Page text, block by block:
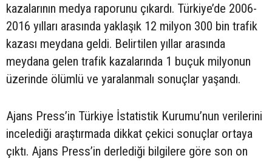
kazalarının medya raporunu çıkardı. Türkiye’de 2006-
2016 yılları arasında yaklaşık 12 milyon 300 bin trafik
kazası meydana geldi. Belirtilen yıllar arasında
meydana gelen trafik kazalarında 1 buçuk milyonun
üzerinde ölümlü ve yaralanmalı sonuçlar yaşandı.
Ajans Press’in Türkiye İstatistik Kurumu’nun verilerini
incelediği araştırmada dikkat çekici sonuçlar ortaya
çıktı. Ajans Press’in derlediği bilgilere göre son on